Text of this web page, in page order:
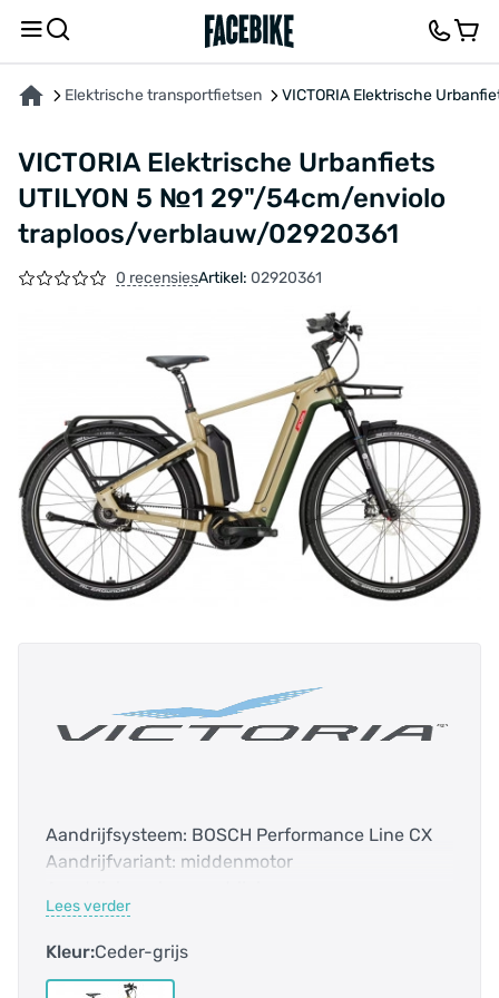
Elektrische transportfietsen VICTORIA Elektrische
VICTORIA Elektrische Urbanfiets
UTILYON 5 №1 29"/54cm/enviolo
traploos/verblauw/02920361
0 recensiesArtikel: 02920361
Aandrijfsysteem: BOSCH Performance Line CX
Aandrijfvariant: middenmotor
Accucapaciteit: 1475.0 Wh , 1550.0 Wh
Bidex-Code: 123020
Bosch Smart systeem: ja
Lees verder
Kleur:Ceder-grijs
OVER HET PRODUCT KENMERKENBESCHRIJVING FEEDBACK EN VRAGEN